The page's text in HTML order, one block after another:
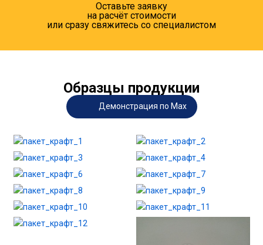
Оставьте заявку
на расчёт стоимости
или сразу свяжитесь со специалистом
Образцы продукции
Демонстрация по Max